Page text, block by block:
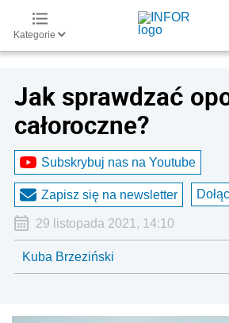
Kategorie
Jak sprawdzać
całoroczne?
Subskrybuj nas na Youtube
Zapisz się na newsletter
29 listopada 2021, 14:10
Kuba Brzeziński